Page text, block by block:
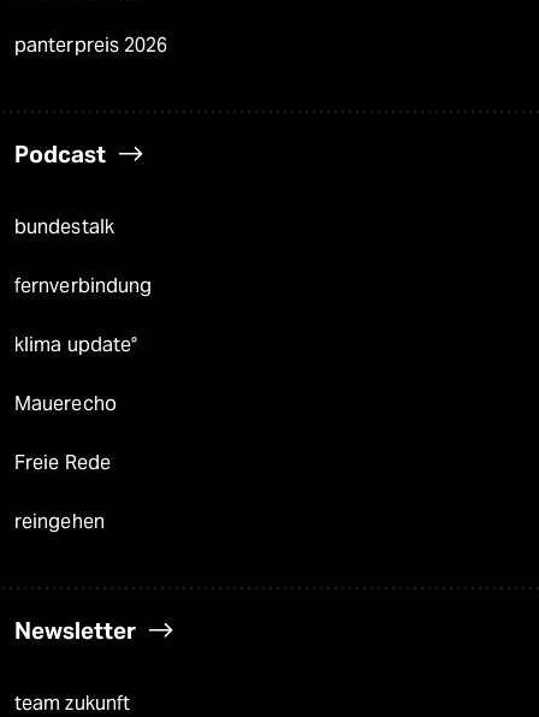
panterpreis 2026
Podcast
bundestalk
fernverbindung
klima update°
Mauerecho
Freie Rede
reingehen
Newsletter
team zukunft